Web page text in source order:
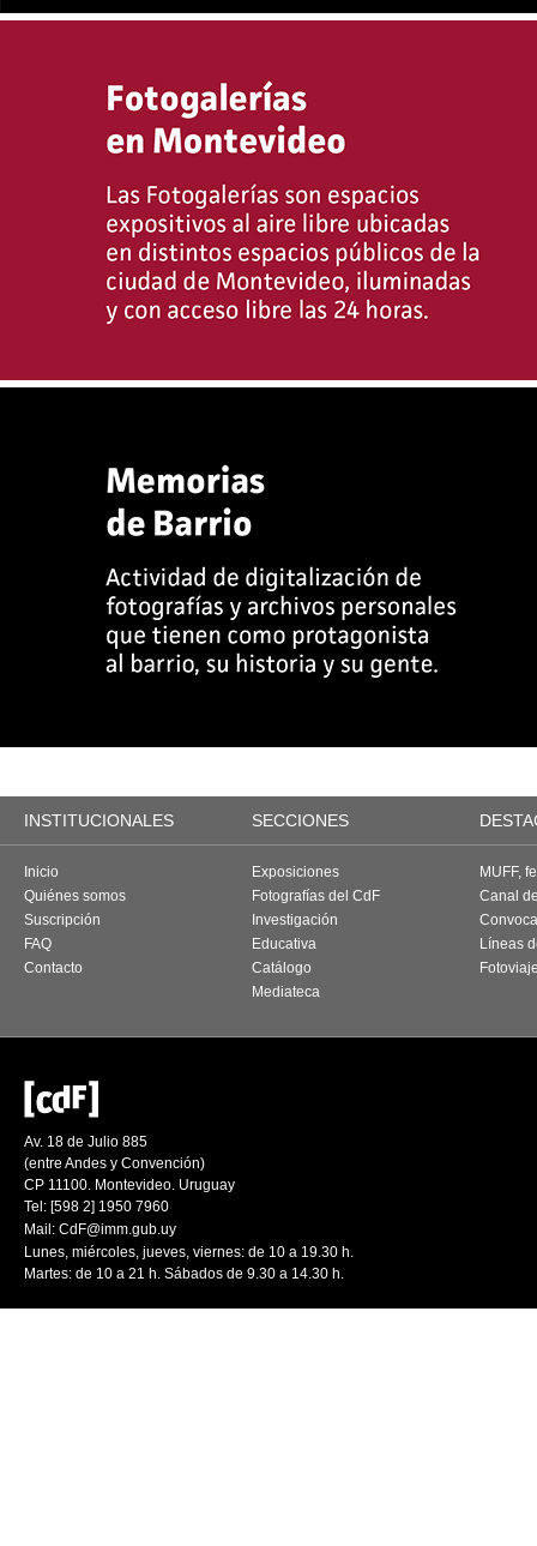
INSTITUCIONALES SECCIONES
Inicio
Quiénes somos
Suscripción
FAQ
Contacto
Exposiciones
Fotografías del CdF
Investigación
Educativa
Catálogo
Mediateca
MUFF,
Canal
Líneas
Av. 18 de Julio 885
(entre Andes y Convención)
CP 11100. Montevideo. Uruguay
Tel: [598 2] 1950 7960
Mail: CdF@imm.gub.uy
Lunes, miércoles, jueves, viernes: de 10 a 19.30 h.
Martes: de 10 a 21 h. Sábados de 9.30 a 14.30 h.